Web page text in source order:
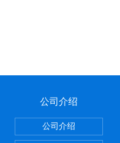
公司介绍
公司介绍